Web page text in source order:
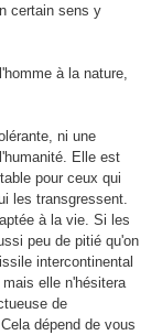
certain sens y
à la nature,
ni une
Elle est
pour ceux qui
les transgressent.
à la vie. Si les
peu de pitié qu'on
intercontinental
elle n'hésitera
de
dépend de vous